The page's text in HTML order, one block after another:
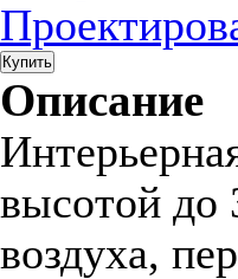
Купить
Описание
высотой до
воздуха,